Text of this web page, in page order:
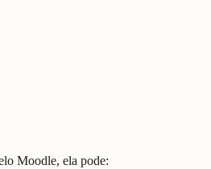
Moodle, ela pode: